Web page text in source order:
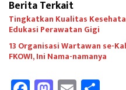
Berita Terkait
Tingkatkan Kualitas
Edukasi Perawatan Gigi
13 Organisasi Wartawan se-
FKOWI, Ini Nama-namanya